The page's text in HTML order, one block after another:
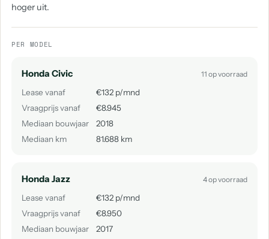
hoger uit.
PER MODEL
Honda Civic 11 op voorraad
Lease vanaf
€132 p/mnd
Vraagprijs vanaf
€8.945
Mediaan bouwjaar
2018
Mediaan km
81.688 km
Honda Jazz 4 op voorraad
Lease vanaf
€132 p/mnd
Vraagprijs vanaf
€8.950
Mediaan bouwjaar
2017